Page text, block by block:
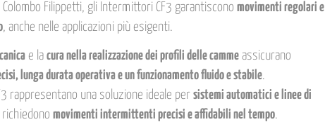
Filippetti, gli Intermittori CF3 garantiscono movimenti regolari e
, anche nelle applicazioni più esigenti.
e la cura nella realizzazione dei profili delle camme assicurano
lunga durata operativa e un funzionamento fluido e stabile.
rappresentano una soluzione ideale per sistemi automatici e linee di
richiedono movimenti intermittenti precisi e affidabili nel tempo.